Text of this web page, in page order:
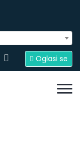
Oglasi se